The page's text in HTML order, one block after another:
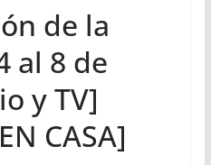
de la
al 8 de
y TV]
CASA]